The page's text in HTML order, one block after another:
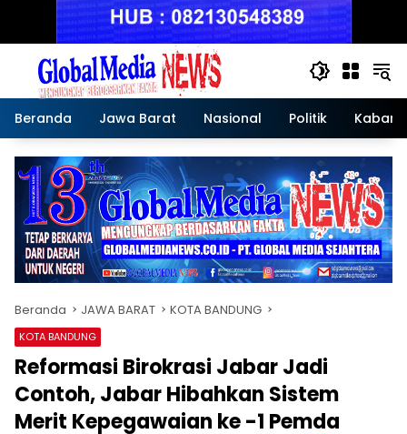
Beranda Jawa Barat Nasional Politik Kabar
Beranda JAWA BARAT KOTA BANDUNG
KOTA BANDUNG
Reformasi Birokrasi Jabar Jadi
Contoh, Jabar Hibahkan Sistem
Merit Kepegawaian ke -1 Pemda